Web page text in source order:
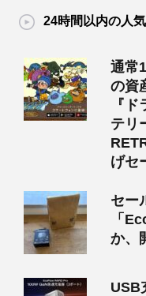
24時間以内の人
通常
の資
『
テリ
げセ
セー
「
か、
USB